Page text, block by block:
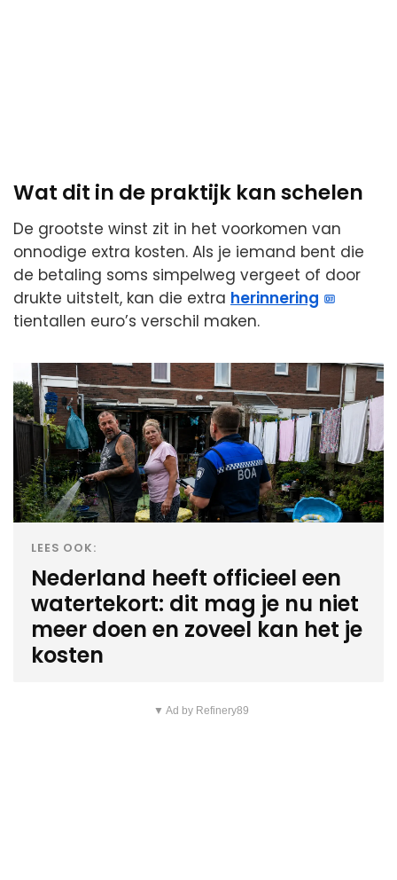
Wat dit in de praktijk kan schelen
De grootste winst zit in het voorkomen van
onnodige extra kosten. Als je iemand bent die
de betaling soms simpelweg vergeet of door
drukte uitstelt, kan die extra herinnering
tientallen euro’s verschil maken.
LEES OOK:
Nederland heeft officieel een
watertekort: dit mag je nu niet
meer doen en zoveel kan het je
kosten
▼ Ad by Refinery89